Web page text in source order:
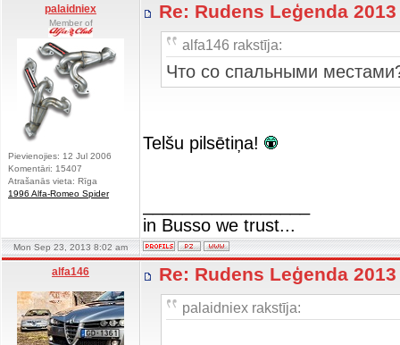
palaidniex
Member of
Pievienojies: 12 Jul 2006
Komentāri: 15407
Atrašanās vieta: Rīga
1996 Alfa-Romeo Spider
Re: Rudens Leģenda
alfa146 rakstīja:
Что со спальными
Telšu pilsētiņa!
in Busso we trust...
Mon Sep 23, 2013 8:02 am
alfa146 Re: Rudens Leģenda
palaidniex rakstīja: